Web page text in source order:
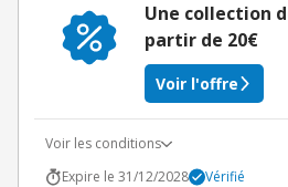
Une collection
partir de 20€
Voir l'offre
Voir les conditions
Expire le 31/12/2028
Vérifié